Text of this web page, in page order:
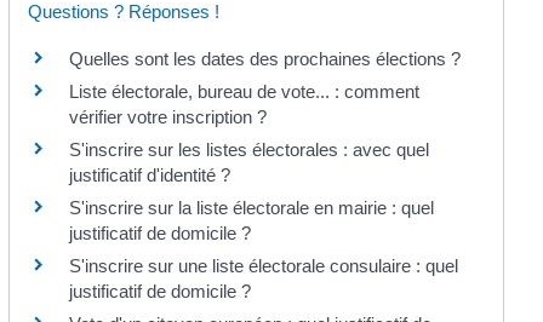
Questions ? Réponses !
Quelles sont les dates des prochaines élections ?
Liste électorale, bureau de vote... : comment
vérifier votre inscription ?
S'inscrire sur les listes électorales : avec quel
justificatif d'identité ?
S'inscrire sur la liste électorale en mairie : quel
justificatif de domicile ?
S'inscrire sur une liste électorale consulaire : quel
justificatif de domicile ?